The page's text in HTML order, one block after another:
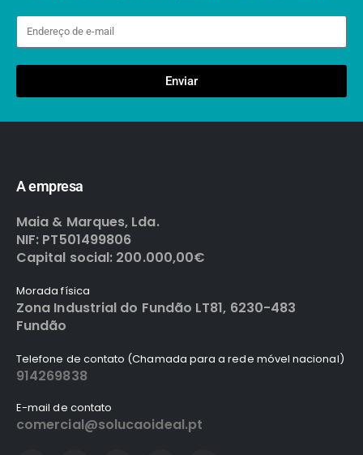
Enviar
A empresa
Maia & Marques, Lda.
NIF: PT501499806
Capital social: 200.000,00€
Morada física
Zona Industrial do Fundão LT81, 6230-483
Fundão
Telefone de contato (Chamada para a rede móvel nacional)
914269838
E-mail de contato
comercial@solucaoideal.pt